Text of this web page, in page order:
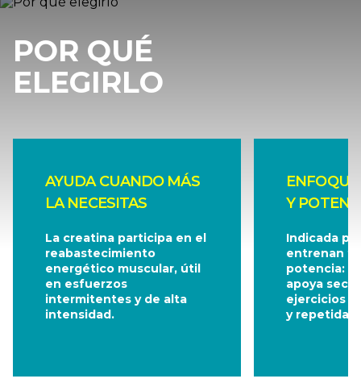
POR QUÉ
ELEGIRLO
AYUDA CUANDO MÁS
LA NECESITAS
La creatina participa en el
reabastecimiento
energético muscular, útil
en esfuerzos
intermitentes y de alta
intensidad.
Y
Indicada
entrenan
potencia:
apoya
ejercicios
y repetidas